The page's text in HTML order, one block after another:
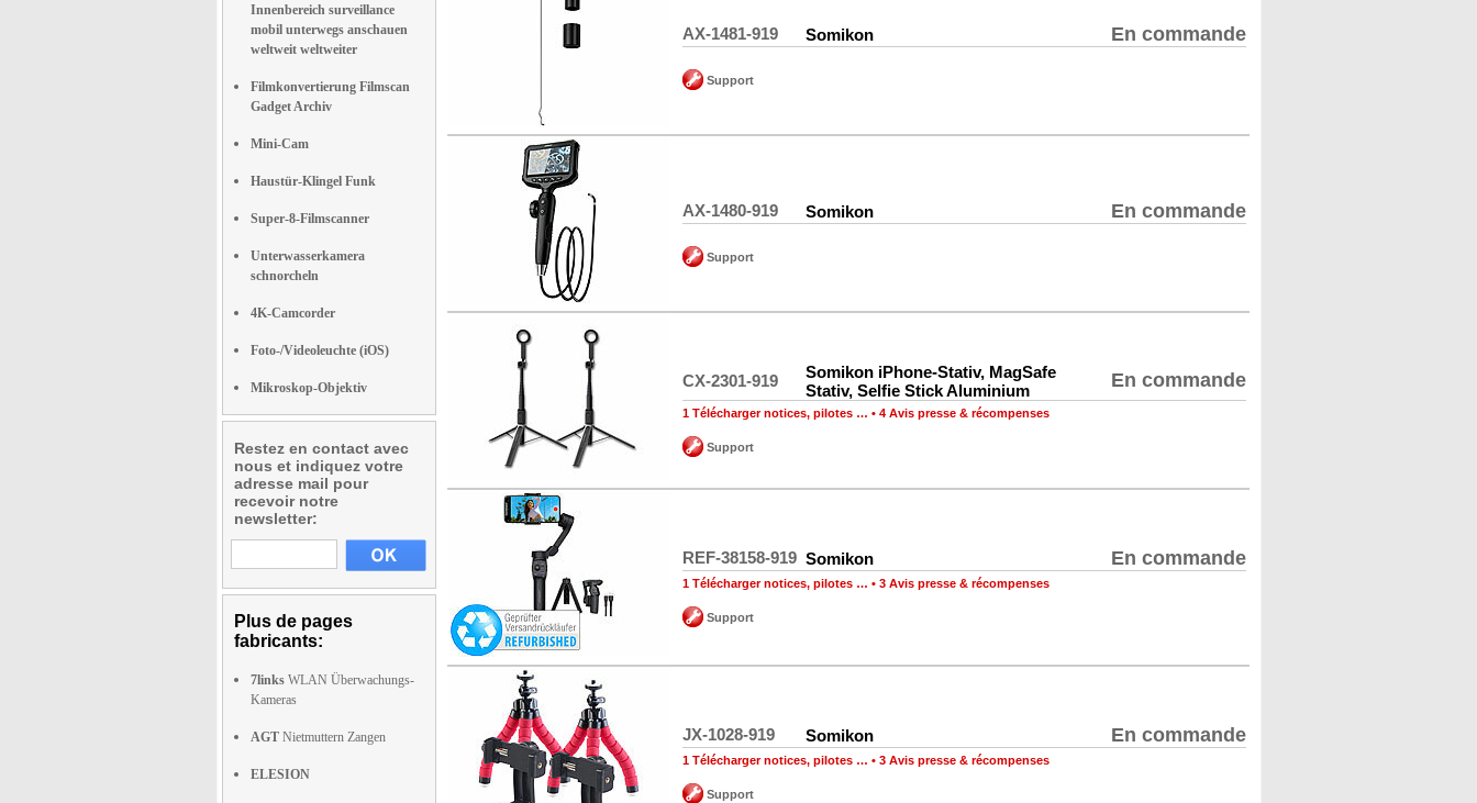
Innenbereich surveillance
mobil unterwegs anschauen
weltweit weltweiter
Filmkonvertierung Filmscan
Gadget Archiv
Mini-Cam
Haustür-Klingel Funk
Super-8-Filmscanner
Unterwasserkamera
schnorcheln
4K-Camcorder
Foto-/Videoleuchte (iOS)
Mikroskop-Objektiv
Restez en contact avec
nous et indiquez votre
adresse mail pour
recevoir notre
newsletter:
Plus de pages
fabricants:
7links WLAN Überwachungs-
Kameras
AGT Nietmuttern Zangen
ELESION
AX-1481-919 Somikon En commande
Support
AX-1480-919 Somikon En commande
Support
CX-2301-919
Somikon iPhone-Stativ, MagSafe
Stativ, Selfie Stick Aluminium
En commande
1 Télécharger notices, pilotes … • 4 Avis presse & récompenses
Support
REF-38158-919 Somikon En commande
1 Télécharger notices, pilotes … • 3 Avis presse & récompenses
Support
JX-1028-919 Somikon En commande
1 Télécharger notices, pilotes … • 3 Avis presse & récompenses
Support